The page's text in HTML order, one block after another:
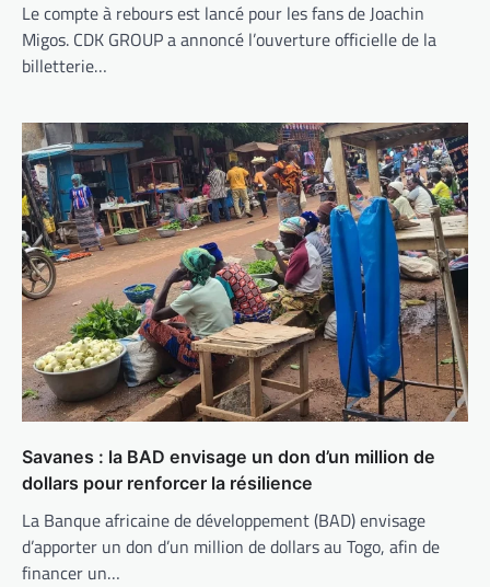
Le compte à rebours est lancé pour les fans de Joachin
Migos. CDK GROUP a annoncé l’ouverture officielle de la
billetterie…
Savanes : la BAD envisage un don d’un million de
dollars pour renforcer la résilience
La Banque africaine de développement (BAD) envisage
d’apporter un don d’un million de dollars au Togo, afin de
financer un…